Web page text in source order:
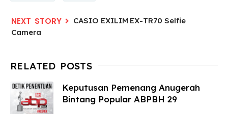
CASIO EXILIM EX-TR70 Selfie
Camera
Keputusan Pemenang Anugerah
Bintang Popular ABPBH 29